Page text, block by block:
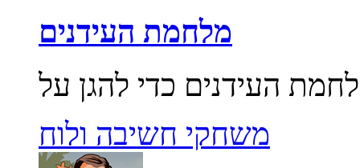
מלחמת העידנים
משחקי חשיבה ולוח